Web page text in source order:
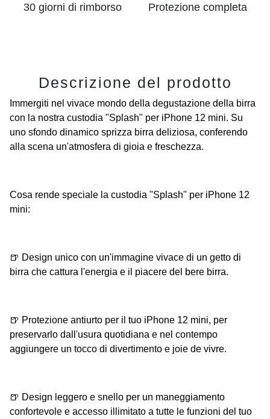
30 giorni di rimborso Protezione completa
Descrizione del prodotto
Immergiti nel vivace mondo della degustazione della birra
con la nostra custodia "Splash" per iPhone 12 mini. Su
uno sfondo dinamico sprizza birra deliziosa, conferendo
alla scena un'atmosfera di gioia e freschezza.
Cosa rende speciale la custodia "Splash" per iPhone 12
mini:
🍺 Design unico con un'immagine vivace di un getto di
birra che cattura l'energia e il piacere del bere birra.
🍺 Protezione antiurto per il tuo iPhone 12 mini, per
preservarlo dall'usura quotidiana e nel contempo
aggiungere un tocco di divertimento e joie de vivre.
🍺 Design leggero e snello per un maneggiamento
confortevole e accesso illimitato a tutte le funzioni del tuo